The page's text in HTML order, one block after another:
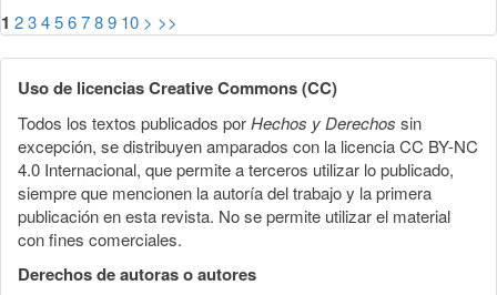
1 23456789 10 > >>
Uso de licencias Creative Commons (CC)
Todos los textos publicados porHechos y Derechos sin
excepción, se distribuyen amparados con la licencia CC BY-NC
4.0 Internacional, que permite a terceros utilizar lo publicado,
siempre que mencionen la autoría del trabajo y la primera
publicación en esta revista. No se permite utilizar el material
con fines comerciales.
Derechos de autoras o autores